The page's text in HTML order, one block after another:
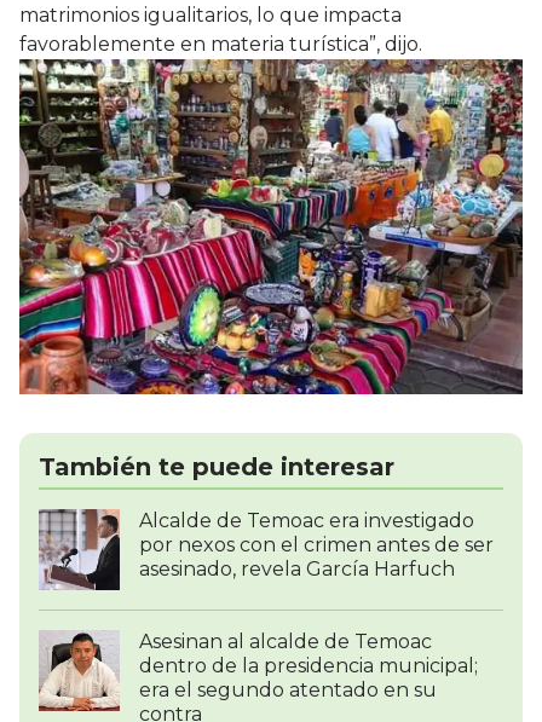
matrimonios igualitarios, lo que impacta
favorablemente en materia turística”, dijo.
También te puede interesar
Alcalde de Temoac era investigado
por nexos con el crimen antes de ser
asesinado, revela García Harfuch
Asesinan al alcalde de Temoac
dentro de la presidencia municipal;
era el segundo atentado en su
contra